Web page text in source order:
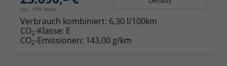
incl. 19% MwSt.
Verbrauch kombiniert: 6,30 l/100km
CO2-Klasse: E
CO2-Emissionen: 143,00 g/km